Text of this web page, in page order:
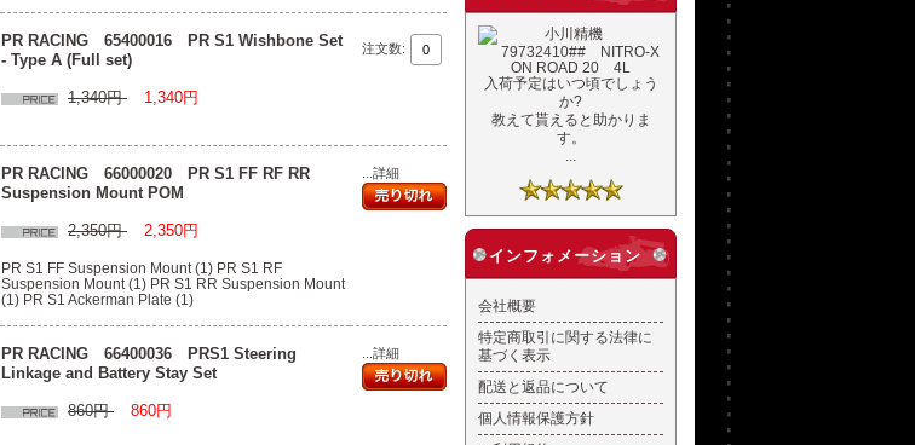
PR RACING 65400016 PR S1 Wishbone Set
- Type A (Full set)
1,340円 1,340円
注文数:
PR RACING 66000020 PR S1 FF RF RR
Suspension Mount POM
2,350円 2,350円
PR S1 FF Suspension Mount (1) PR S1 RF
Suspension Mount (1) PR S1 RR Suspension Mount
(1) PR S1 Ackerman Plate (1)
...詳細
PR RACING 66400036 PRS1 Steering
Linkage and Battery Stay Set
860円 860円
...詳細
入荷予定はいつ頃でしょう
か?
教えて貰えると助かりま
す。
インフォメーション
会社概要
特定商取引に関する法律に
基づく表示
配送と返品について
個人情報保護方針